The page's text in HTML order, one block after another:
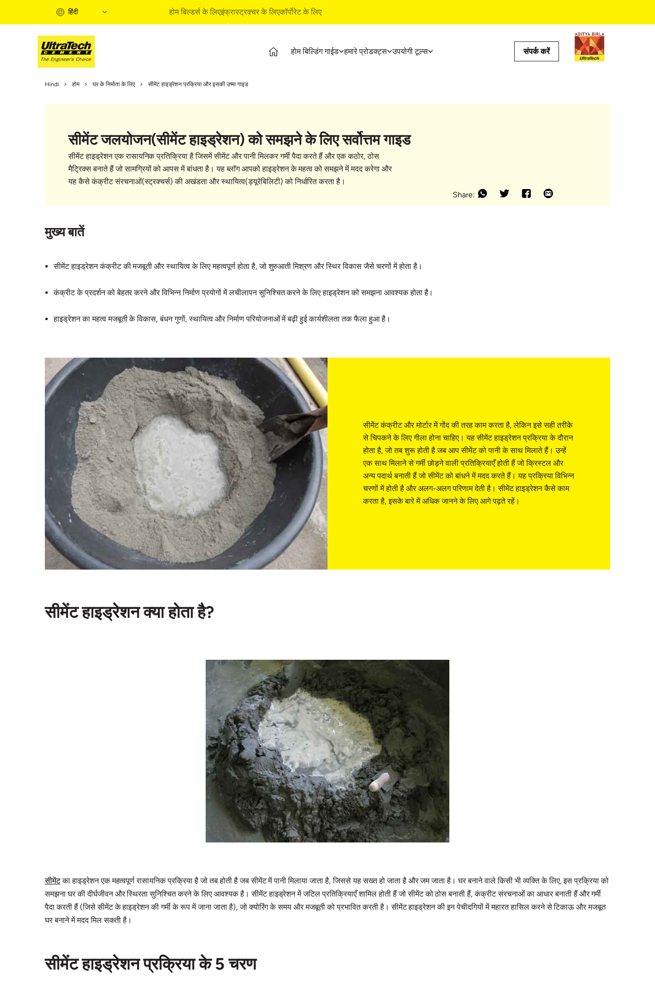
हिंदी होम बिल्डर्स के लिएइंफ्रास्ट्रक्चर के लिएकॉर्पोरेट के लिए
होम बिल्डिंग गाईड हमारे प्रोडक्‍ट्स उपयोगी टूल्‍स
बाइ सॉल्‍यूशन्‍स
क्‍विक गाइड
होम बिल्‍डिंग बेसिक्‍स
अल्ट्राटेक बिल्डिंग सॉल्यूशंस
स्टोर लोकेटर
संपर्क करें
Hindi होम घर के निर्माता के लिए सीमेंट हाइड्रेशन प्रक्रिया और इसकी उष्मा गाइड
सीमेंट जलयोजन(सीमेंट हाइड्रेशन) को समझने के लिए सर्वोत्तम गाइड
सीमेंट हाइड्रेशन एक रासायनिक प्रतिक्रिया है जिसमें सीमेंट और पानी मिलकर गर्मी पैदा करते हैं और एक कठोर, ठोस
मैट्रिक्स बनाते हैं जो सामग्रियों को आपस में बांधता है। यह ब्लॉग आपको हाइड्रेशन के महत्व को समझने में मदद करेगा और
यह कैसे कंक्रीट संरचनाओं(स्ट्रक्चर्स) की अखंडता और स्थायित्व(ड्यूरेबिलिटी) को निर्धारित करता है।
Share:
मुख्य बातें
सीमेंट हाइड्रेशन कंक्रीट की मजबूती और स्थायित्व के लिए महत्वपूर्ण होता है, जो शुरुआती मिश्रण और स्थिर विकास जैसे चरणों में होता है।
कंक्रीट के प्रदर्शन को बेहतर करने और विभिन्न निर्माण प्रयोगों में लचीलापन सुनिश्चित करने के लिए हाइड्रेशन को समझना आवश्यक होता है।
हाइड्रेशन का महत्व मजबूती के विकास, बंधन गुणों, स्थायित्व और निर्माण परियोजनाओं में बढ़ी हुई कार्यशीलता तक फैला हुआ है।
सीमेंट कंक्रीट और मोर्टार में गोंद की तरह काम करता है, लेकिन इसे सही तरीके
से चिपकने के लिए गीला होना चाहिए। यह सीमेंट हाइड्रेशन प्रक्रिया के दौरान
होता है, जो तब शुरू होती है जब आप सीमेंट को पानी के साथ मिलाते हैं। उन्हें
एक साथ मिलाने से गर्मी छोड़ने वाली प्रतिक्रियाएँ होती हैं जो क्रिस्टल और
अन्य पदार्थ बनाती हैं जो सीमेंट को बांधने में मदद करते हैं। यह प्रक्रिया विभिन्न
चरणों में होती है और अलग-अलग परिणाम देती है। सीमेंट हाइड्रेशन कैसे काम
करता है, इसके बारे में अधिक जानने के लिए आगे पढ़ते रहें।
सीमेंट हाइड्रेशन क्या होता है?
सीमेंटका हाइड्रेशन एक महत्वपूर्ण रासायनिक प्रक्रिया है जो तब होती है जब सीमेंट में पानी मिलाया जाता है, जिससे यह सख्त हो जाता है और जम जाता है। घर बनाने वाले किसी भी व्यक्ति के लिए, इस प्रक्रिया को
समझना घर की दीर्घजीवन और स्थिरता सुनिश्चित करने के लिए आवश्यक है। सीमेंट हाइड्रेशन में जटिल प्रतिक्रियाएँ शामिल होती हैं जो सीमेंट को ठोस बनाती हैं, कंक्रीट संरचनाओं का आधार बनाती हैं और गर्मी
पैदा करती हैं (जिसे सीमेंट के हाइड्रेशन की गर्मी के रूप में जाना जाता है), जो क्योरिंग के समय और मजबूती को प्रभावित करती है। सीमेंट हाइड्रेशन की इन पेचीदगियों में महारत हासिल करने से टिकाऊ और मजबूत
घर बनाने में मदद मिल सकती है।
सीमेंट हाइड्रेशन प्रक्रिया के 5 चरण